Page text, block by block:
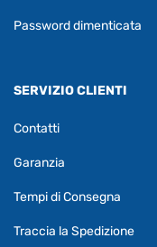
Password dimenticata
SERVIZIO CLIENTI
Contatti
Garanzia
Tempi di Consegna
Traccia la Spedizione